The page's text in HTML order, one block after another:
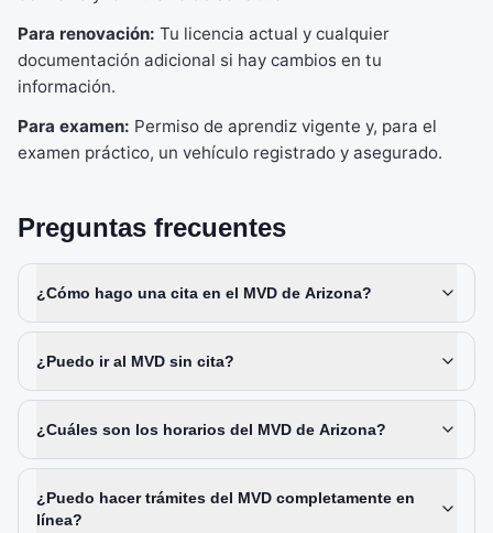
Para renovación: Tu licencia actual y cualquier
documentación adicional si hay cambios en tu
información.
Para examen: Permiso de aprendiz vigente y, para el
examen práctico, un vehículo registrado y asegurado.
Preguntas frecuentes
¿Cómo hago una cita en el MVD de Arizona?
¿Puedo ir al MVD sin cita?
¿Cuáles son los horarios del MVD de Arizona?
¿Puedo hacer trámites del MVD completamente en
línea?